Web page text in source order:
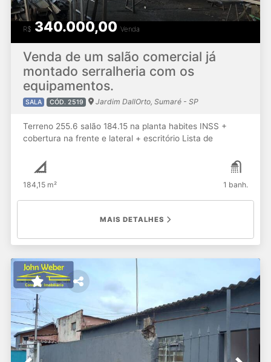
Venda de um salão comercial já
montado serralheria com os
equipamentos.
SALA CÓD. 2519 Jardim DallOrto, Sumaré - SP
R$340.000,00Venda
Terreno 255.6 salão 184.15 na planta habites INSS +
cobertura na frente e lateral + escritório Lista de
Completa até com cilindro de gás grade 01,máquina de
solda elétrica 320 amp 01, compressor de
200 libras 01,compressor de 120 libras 01,polikorte de 12
polegada com motor trifásico 01,furadeira de bancada
184,15 m² 1 banh.
MAIS DETALHES